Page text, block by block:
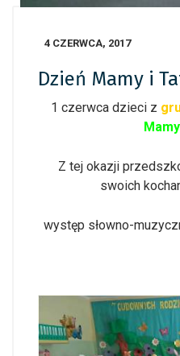
4 CZERWCA, 2017
Dzień Mamy i
1 czerwca dzieci z
Z tej okazji
swoich
występ słowno-